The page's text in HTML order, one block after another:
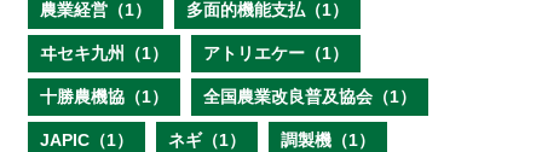
農業経営（1） 多面的機能支払（1）
ヰセキ九州（1） アトリエケー（1）
十勝農機協（1） 全国農業改良普及協会（1）
JAPIC（1） ネギ（1） 調製機（1）